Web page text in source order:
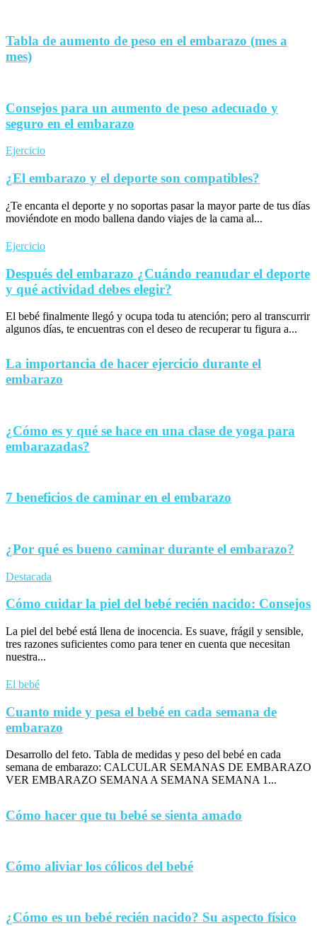
Tabla de aumento de peso en el embarazo (mes a
mes)
Consejos para un aumento de peso adecuado y
seguro en el embarazo
Ejercicio
¿El embarazo y el deporte son compatibles?
¿Te encanta el deporte y no soportas pasar la mayor parte de tus días
moviéndote en modo ballena dando viajes de la cama al...
Ejercicio
Después del embarazo ¿Cuándo reanudar el deporte
y qué actividad debes elegir?
El bebé finalmente llegó y ocupa toda tu atención; pero al transcurrir
algunos días, te encuentras con el deseo de recuperar tu figura a...
La importancia de hacer ejercicio durante el
embarazo
¿Cómo es y qué se hace en una clase de yoga para
embarazadas?
7 beneficios de caminar en el embarazo
¿Por qué es bueno caminar durante el embarazo?
Destacada
Cómo cuidar la piel del bebé recién nacido: Consejos
La piel del bebé está llena de inocencia. Es suave, frágil y sensible,
tres razones suficientes como para tener en cuenta que necesitan
nuestra...
El bebé
Cuanto mide y pesa el bebé en cada semana de
embarazo
Desarrollo del feto. Tabla de medidas y peso del bebé en cada
semana de embarazo: CALCULAR SEMANAS DE EMBARAZO
VER EMBARAZO SEMANA A SEMANA SEMANA 1...
Cómo hacer que tu bebé se sienta amado
Cómo aliviar los cólicos del bebé
¿Cómo es un bebé recién nacido? Su aspecto físico